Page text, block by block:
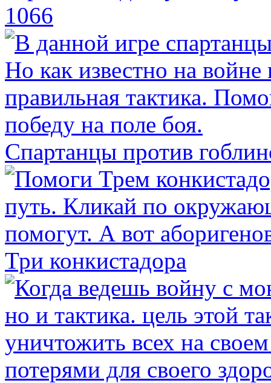
1066
Спартанцы против
Три конкистадора